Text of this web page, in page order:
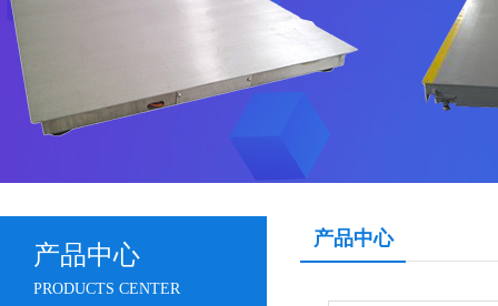
产品中心
PRODUCTS CENTER
产品中心